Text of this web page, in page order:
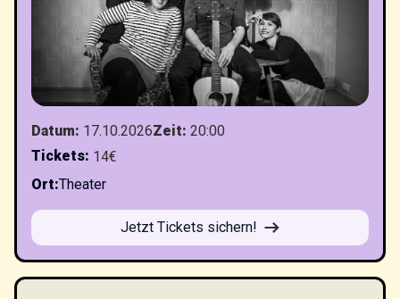
Datum: 17.10.2026Zeit: 20:00
Tickets: 14€
Ort:Theater
Jetzt Tickets sichern!